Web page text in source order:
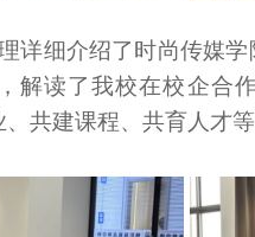
详细介绍了时尚传媒
解读了我校在校企合
共建课程、共育人才